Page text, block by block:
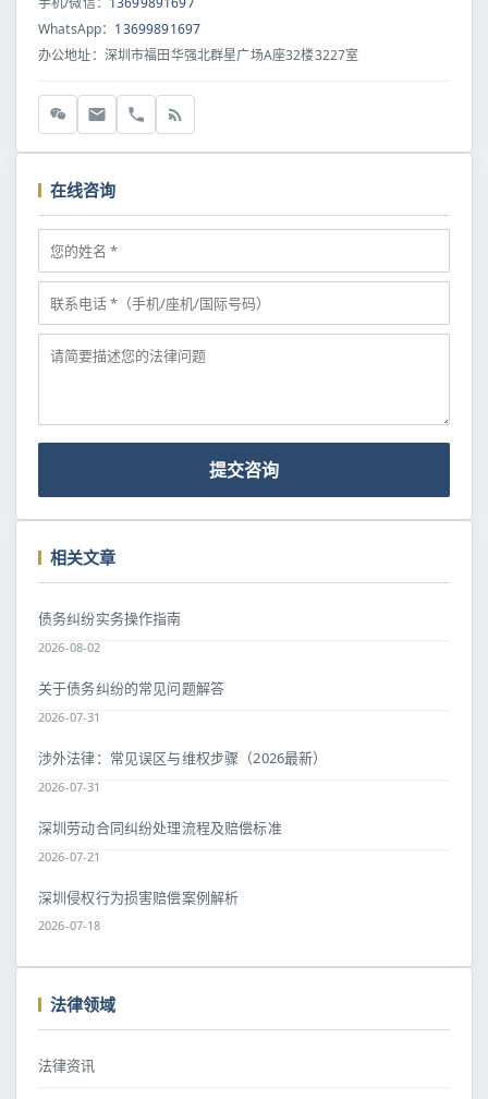
WhatsApp： 13699891697
办公地址：深圳市福田华强北群星广场A座32楼3227室
在线咨询
提交咨询
相关文章
债务纠纷实务操作指南
2026-08-02
关于债务纠纷的常见问题解答
2026-07-31
涉外法律：常见误区与维权步骤（2026最新）
2026-07-31
深圳劳动合同纠纷处理流程及赔偿标准
2026-07-21
深圳侵权行为损害赔偿案例解析
2026-07-18
法律领域
法律资讯